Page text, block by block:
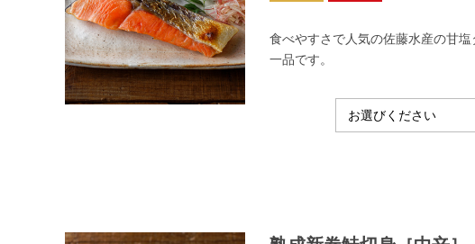
食べやすさで人気の佐藤水産の甘
一品です。